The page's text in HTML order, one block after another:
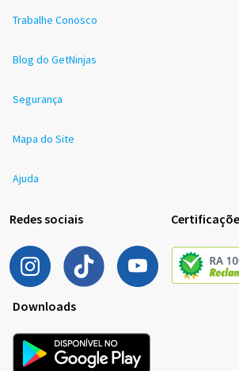
Trabalhe Conosco
Blog do GetNinjas
Segurança
Mapa do Site
Ajuda
Redes sociais
Downloads